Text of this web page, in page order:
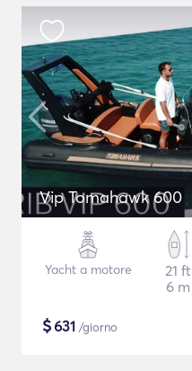
Vip Tomahawk 600
Yacht a motore
21 ft
6 m
$631 /giorno